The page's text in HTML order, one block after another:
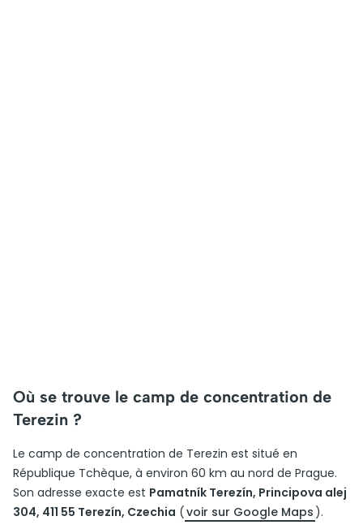
Où se trouve le camp de concentration de
Terezin ?
Le camp de concentration de Terezin est situé en
République Tchèque, à environ 60 km au nord de Prague.
Son adresse exacte est Pamatník Terezín, Principova alej
304, 411 55 Terezín, Czechia (voir sur Google Maps ).